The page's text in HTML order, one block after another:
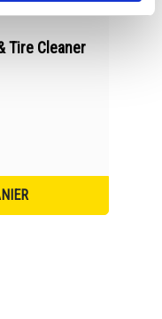
Tire Cleaner